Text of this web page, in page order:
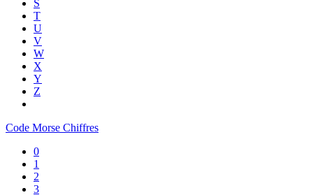
S
T
U
V
W
X
Y
Z
Code Morse Chiffres
0
1
2
3